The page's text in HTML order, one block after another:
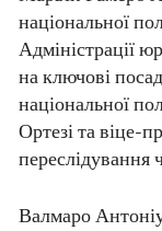
національної
Адміністрації
на ключові
національної
Ортезі та віце-
переслідування
Валмаро